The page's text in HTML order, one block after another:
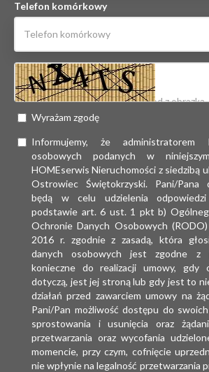
Telefon komórkowy
Wyrażam zgodę
Informujemy, że administratorem
osobowych podanych w
HOMEserwis Nieruchomości z siedzibą
Ostrowiec Świętokrzyski. Pani/Pana
będą w celu udzielenia
podstawie art. 6 ust. 1 pkt b)
Ochronie Danych Osobowych
2016 r. zgodnie z zasadą, która
danych osobowych jest zgodne z
konieczne do realizacji umowy, gdy
dotyczą, jest jej stroną lub gdy jest to
działań przed zawarciem umowy na
Pani/Pan możliwość dostępu do
sprostowania i usunięcia oraz
przetwarzania oraz wycofania
momencie, przy czym, cofnięcie
nie wpłynie na legalność przetwarzania